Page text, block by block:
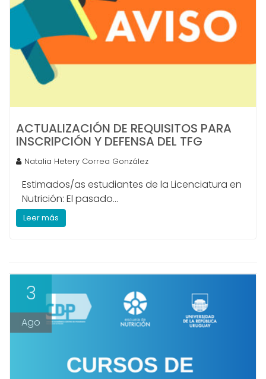
ACTUALIZACIÓN DE REQUISITOS PARA
INSCRIPCIÓN Y DEFENSA DEL TFG
Natalia Hetery Correa González
Estimados/as estudiantes de la Licenciatura en
Nutrición: El pasado...
Leer más
3
Ago